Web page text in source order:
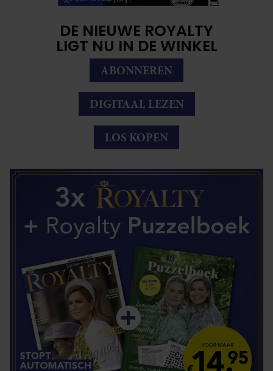
DE NIEUWE ROYALTY
LIGT NU IN DE WINKEL
ABONNEREN
DIGITAAL LEZEN
LOS KOPEN